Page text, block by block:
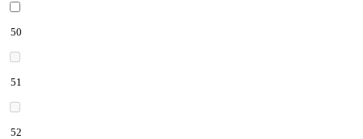
50
51
52